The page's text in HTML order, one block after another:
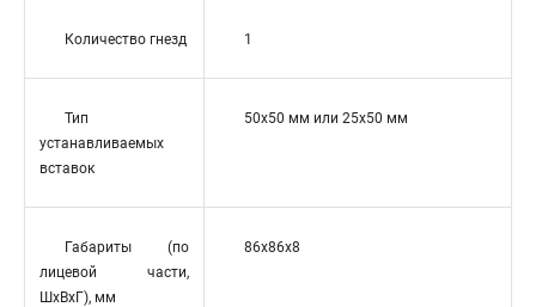
Количество гнезд 1
Тип
устанавливаемых
вставок
50x50 мм или 25х50 мм
Габариты (по
лицевой части,
ШxВxГ), мм
86x86x8